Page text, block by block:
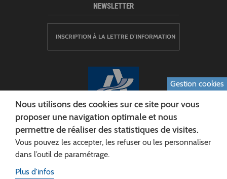
CONSEIL DÉPARTEMENTAL DE L'AISNE
Siège :
NEWSLETTER
INSCRIPTION À LA LETTRE D’INFORMATION
Gestion cookies
Nous utilisons des cookies sur ce site pour vous
proposer une navigation optimale et nous
permettre de réaliser des statistiques de visites.
Vous pouvez les accepter, les refuser ou les personnaliser
dans l’outil de paramétrage.
Plus d'infos